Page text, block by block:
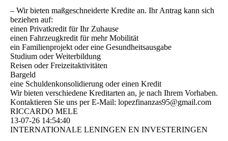
– Wir bieten maßgeschneiderte Kredite an. Ihr Antrag kann sich
beziehen auf:
einen Privatkredit für Ihr Zuhause
einen Fahrzeugkredit für mehr Mobilität
ein Familienprojekt oder eine Gesundheitsausgabe
Studium oder Weiterbildung
Reisen oder Freizeitaktivitäten
Bargeld
eine Schuldenkonsolidierung oder einen Kredit
Wir bieten verschiedene Kreditarten an, je nach Ihrem Vorhaben.
Kontaktieren Sie uns per E-Mail: lopezfinanzas95@­gmail.­com
RICCARDO MELE
13-07-26 14:54:40
INTERNATIONALE LENINGEN EN INVESTERINGEN